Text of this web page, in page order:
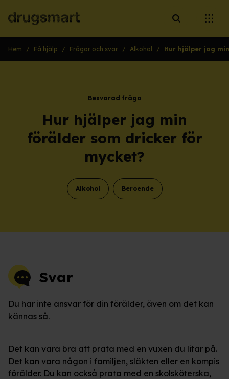
Öppna sökruta
Hem / Få hjälp / Frågor och svar / Alkohol / Hur hjälper jag
Besvarad fråga
Hur hjälper jag min
förälder som dricker för
mycket?
Alkohol Beroende
Svar
Du har inte ansvar för din förälder, även om det kan
kännas så.
Det kan vara bra att prata med en vuxen du litar på.
Det kan vara någon i familjen, släkten eller en kompis
förälder. Du kan också prata med en skolsköterska,